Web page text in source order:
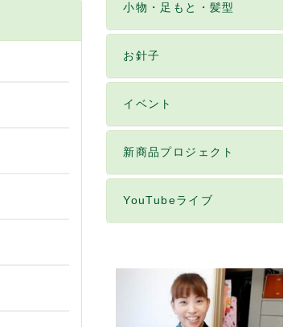
小物・足もと・髪型
お針子
イベント
新商品プロジェクト
YouTubeライブ